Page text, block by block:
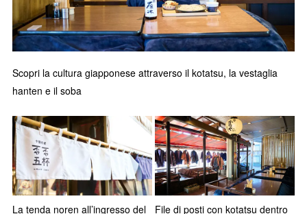
Scopri la cultura giapponese attraverso il kotatsu, la vestaglia
hanten e il soba
La tenda noren all’ingresso del File di posti con kotatsu dentro